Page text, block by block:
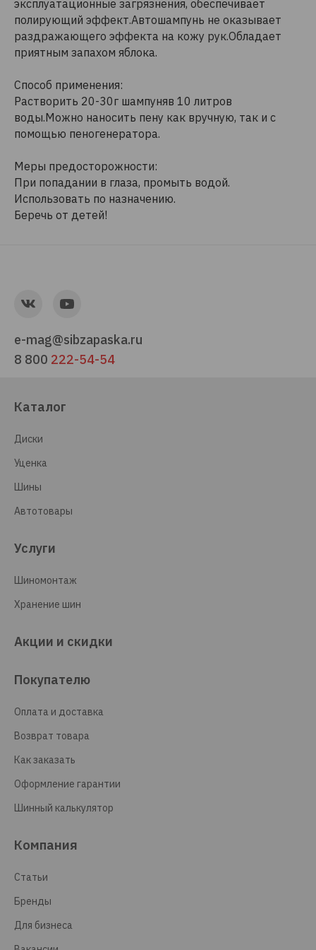
эксплуатационные загрязнения, обеспечивает
полирующий эффект.Автошампунь не оказывает
раздражающего эффекта на кожу рук.Обладает
приятным запахом яблока.
Способ применения:
Растворить 20-30г шампуняв 10 литров
воды.Можно наносить пену как вручную, так и с
помощью пеногенератора.
Меры предосторожности:
При попадании в глаза, промыть водой.
Использовать по назначению.
Беречь от детей!
e-mag@sibzapaska.ru
8 800 222-54-54
Каталог
Диски
Уценка
Шины
Автотовары
Услуги
Шиномонтаж
Хранение шин
Акции и скидки
Покупателю
Оплата и доставка
Возврат товара
Как заказать
Оформление гарантии
Шинный калькулятор
Компания
Статьи
Бренды
Для бизнеса